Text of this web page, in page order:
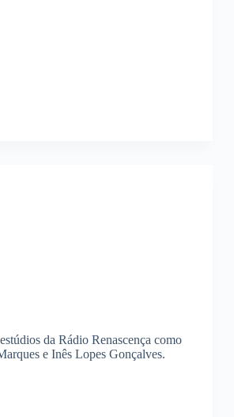
da Rádio Renascença como
e Inês Lopes Gonçalves.